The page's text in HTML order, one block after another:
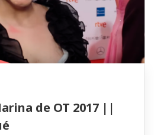
de OT 2017 ||